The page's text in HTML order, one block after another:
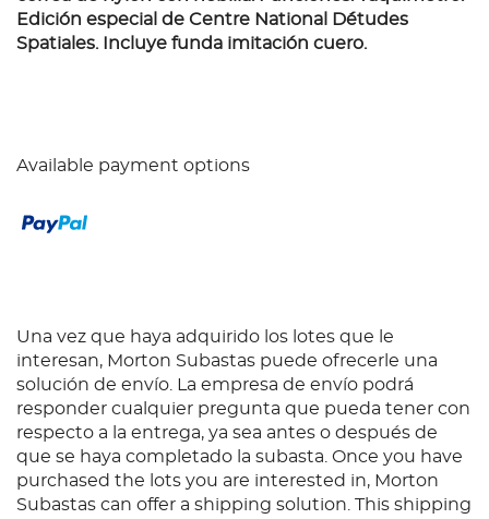
Edición especial de Centre National D´études
Spatiales. Incluye funda imitación cuero.
Available payment options
Una vez que haya adquirido los lotes que le
interesan, Morton Subastas puede ofrecerle una
solución de envío. La empresa de envío podrá
responder cualquier pregunta que pueda tener con
respecto a la entrega, ya sea antes o después de
que se haya completado la subasta. Once you have
purchased the lots you are interested in, Morton
Subastas can offer a shipping solution. This shipping